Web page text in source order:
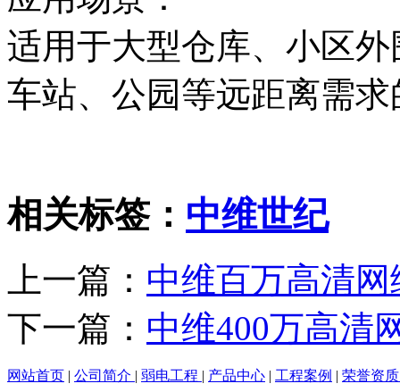
适用于大型仓库、小区
车站、公园等远距离需
相关标签： 中维世纪
上一篇： 中维百万高清
下一篇： 中维400万高清
网站首页 | 公司简介 | 弱电工程 | 产品中心 | 工程案例 | 荣誉资